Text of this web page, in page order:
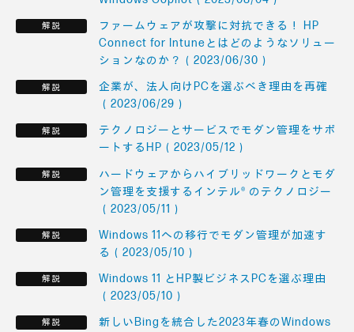
ファームウェアが攻撃に対抗できる！ HP
Connect for Intuneとはどのようなソリュー
ションなのか？（2023/06/30）
企業が、法人向けPCを選ぶべき理由を再確
（2023/06/29）
テクノロジーとサービスでモダン管理をサポ
ートするHP（2023/05/12）
ハードウェアからハイブリッドワークとモダ
ン管理を支援するインテル® のテクノロジー
（2023/05/11）
Windows 11への移行でモダン管理が加速す
る（2023/05/10）
Windows 11 とHP製ビジネスPCを選ぶ理由
（2023/05/10）
新しいBingを統合した2023年春のWindows